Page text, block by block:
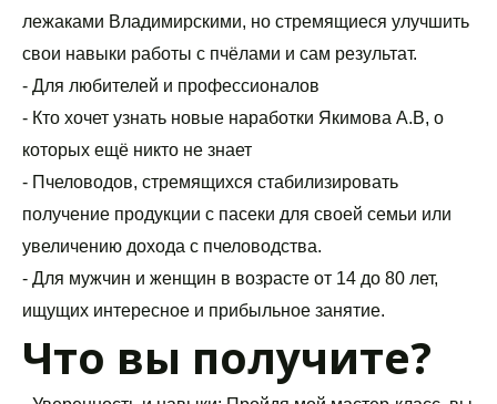
лежаками Владимирскими, но стремящиеся улучшить
свои навыки работы с пчёлами и сам результат.
- Для любителей и профессионалов
- Кто хочет узнать новые наработки Якимова А.В, о
которых ещё никто не знает
- Пчеловодов, стремящихся стабилизировать
получение продукции с пасеки для своей семьи или
увеличению дохода с пчеловодства.
- Для мужчин и женщин в возрасте от 14 до 80 лет,
ищущих интересное и прибыльное занятие.
Что вы получите?